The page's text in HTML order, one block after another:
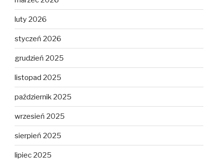
luty 2026
styczeń 2026
grudzień 2025
listopad 2025
październik 2025
wrzesień 2025
sierpień 2025
lipiec 2025